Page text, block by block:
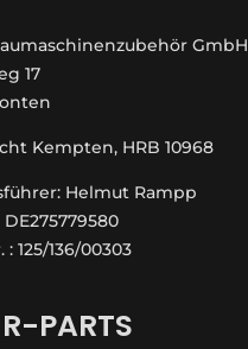
GmbH
17
Kempten, HRB 10968
Helmut Rampp
125/136/00303
PARTS